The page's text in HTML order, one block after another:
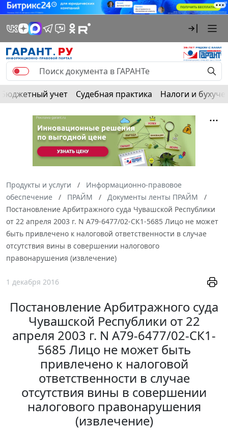
Бюджетный учет Судебная практика Налоги и
Продукты и услуги
Информационно-правовое
обеспечение
ПРАЙМ
Документы ленты ПРАЙМ
Постановление Арбитражного суда Чувашской Республики
от 22 апреля 2003 г. N А79-6477/02-СК1-5685 Лицо не может
быть привлечено к налоговой ответственности в случае
отсутствия вины в совершении налогового
правонарушения (извлечение)
1 декабря 2016
Постановление Арбитражного суда
Чувашской Республики от 22
апреля 2003 г. N А79-6477/02-СК1-
5685 Лицо не может быть
привлечено к налоговой
ответственности в случае
отсутствия вины в совершении
налогового правонарушения
(извлечение)